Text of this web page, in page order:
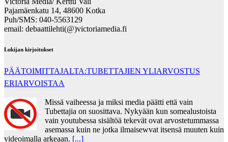
Pajamäenkatu 14, 48600 Kotka
Puh/SMS: 040-5563129
email: debaattilehti(@)victoriamedia.fi
Lukijan kirjoitukset
PÄÄTOIMITTAJALTA:TUBETTAJIEN YLIARVOSTUS
ERIARVOISTAA
Missä vaiheessa ja miksi media päätti että vain
Tubettajia on suosittava. Nykyään kun somealustoista
vain youtubessa sisältöä tekevät ovat arvostetummassa
asemassa kuin ne jotka ilmaisewvat itsensä muuten kuin
videoimalla arkeaan. [...]